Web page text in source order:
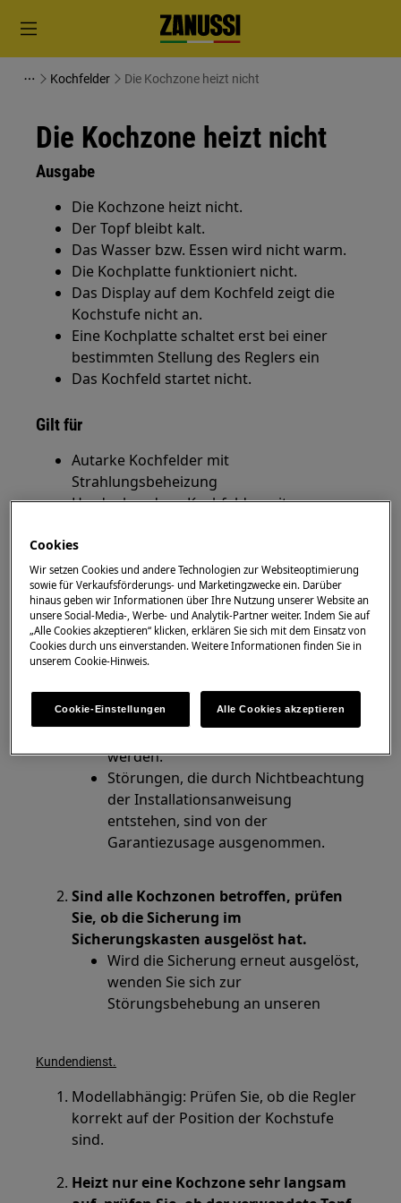
Kochfelder Die Kochzone heizt nicht
Die Kochzone heizt nicht
Ausgabe
Die Kochzone heizt nicht.
Der Topf bleibt kalt.
Das Wasser bzw. Essen wird nicht warm.
Die Kochplatte funktioniert nicht.
Das Display auf dem Kochfeld zeigt die
Kochstufe nicht an.
Eine Kochplatte schaltet erst bei einer
bestimmten Stellung des Reglers ein
Das Kochfeld startet nicht.
Gilt für
Autarke Kochfelder mit
Strahlungsbeheizung
Herdgebundene Kochfelder mit
Lösung
Bleibt das Display dunkel und/oder
heizen alle Kochzonen nicht auf, kann
dies bei der Erstinbetriebnahme auf
einen Falschanschluss hinweisen.
Elektroherde müssen von einer
autorisierten Elektrofachkraft gemäß
werden.
Störungen, die durch Nichtbeachtung
der Installationsanweisung
entstehen, sind von der
Garantiezusage ausgenommen.
Sind alle Kochzonen betroffen, prüfen
Sie, ob die Sicherung im
Sicherungskasten ausgelöst hat.
Wird die Sicherung erneut ausgelöst,
wenden Sie sich zur
Störungsbehebung an unseren
Kundendienst.
Modellabhängig: Prüfen Sie, ob die Regler
korrekt auf der Position der Kochstufe
sind.
Heizt nur eine Kochzone sehr langsam
Cookies
Wir setzen Cookies und andere Technologien zur Websiteoptimierung
sowie für Verkaufsförderungs- und Marketingzwecke ein. Darüber
hinaus geben wir Informationen über Ihre Nutzung unserer Website an
unsere Social-Media-, Werbe- und Analytik-Partner weiter. Indem Sie auf
„Alle Cookies akzeptieren“ klicken, erklären Sie sich mit dem Einsatz von
Cookies durch uns einverstanden. Weitere Informationen finden Sie in
unserem Cookie-Hinweis.
Cookie-Einstellungen Alle Cookies akzeptieren